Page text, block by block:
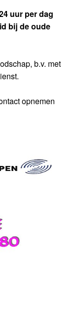
uur per dag
bij de oude
b.v. met
opnemen